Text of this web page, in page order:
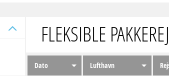
FLEKSIBLE
Dato Lufthavn